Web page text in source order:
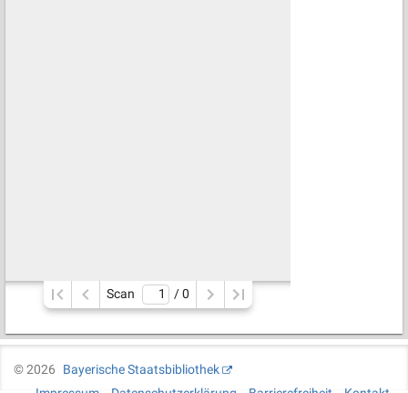
Scan / 0
©2026
Bayerische Staatsbibliothek